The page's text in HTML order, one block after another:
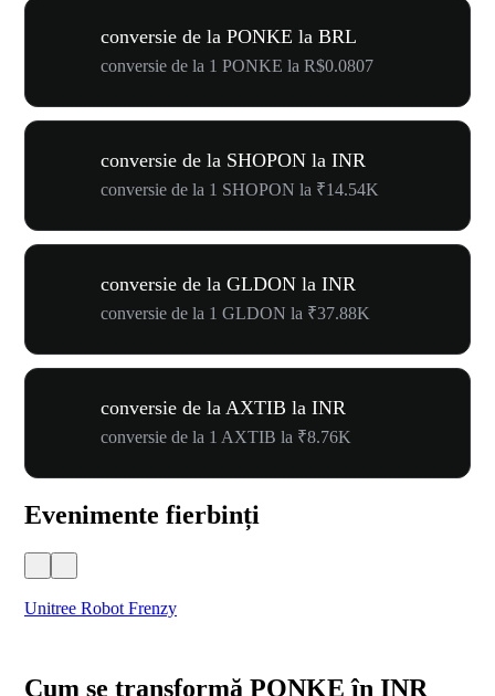
conversie de la PONKE la BRL
conversie de la 1 PONKE la R$0.0807
conversie de la SHOPON la INR
conversie de la 1 SHOPON la ₹14.54K
conversie de la GLDON la INR
conversie de la 1 GLDON la ₹37.88K
conversie de la AXTIB la INR
conversie de la 1 AXTIB la ₹8.76K
Evenimente fierbinți
Unitree Robot Frenzy
Cum se transformă PONKE în INR